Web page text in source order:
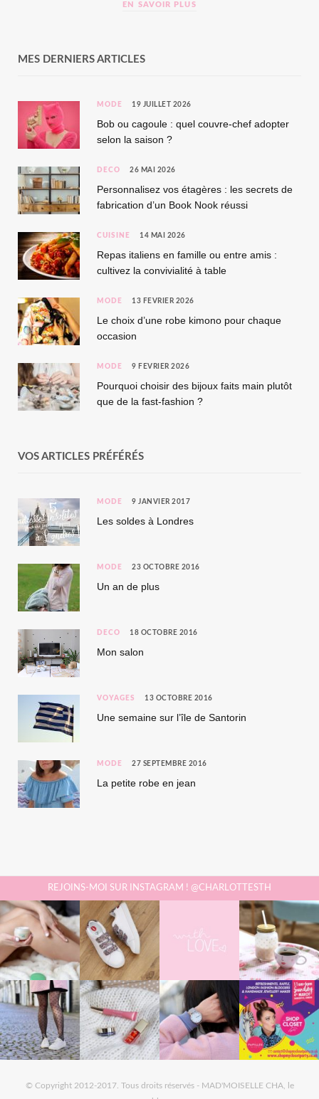
EN SAVOIR PLUS
MES DERNIERS ARTICLES
MODE 19 JUILLET 2026
Bob ou cagoule : quel couvre-chef adopter
selon la saison ?
DÉCO 26 MAI 2026
Personnalisez vos étagères : les secrets de
fabrication d’un Book Nook réussi
CUISINE 14 MAI 2026
Repas italiens en famille ou entre amis :
cultivez la convivialité à table
MODE 13 FÉVRIER 2026
Le choix d’une robe kimono pour chaque
occasion
MODE 9 FÉVRIER 2026
Pourquoi choisir des bijoux faits main plutôt
que de la fast-fashion ?
VOS ARTICLES PRÉFÉRÉS
MODE 9 JANVIER 2017
Les soldes à Londres
MODE 23 OCTOBRE 2016
Un an de plus
DÉCO 18 OCTOBRE 2016
Mon salon
VOYAGES 13 OCTOBRE 2016
Une semaine sur l’île de Santorin
MODE 27 SEPTEMBRE 2016
La petite robe en jean
REJOINS-MOI SUR INSTAGRAM ! @CHARLOTTESTH
© Copyright 2012-2017. Tous droits réservés - MAD'MOISELLE CHA, le